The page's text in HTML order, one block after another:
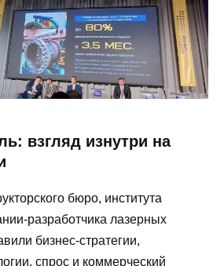
взгляд изнутри на
бюро, института
разработчика лазерных
бизнес-стратегии,
спрос и коммерческий